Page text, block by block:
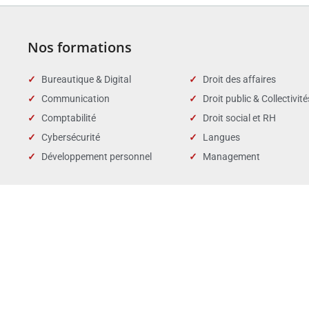
Nos formations
Bureautique & Digital
Communication
Comptabilité
Cybersécurité
Développement personnel
Droit des affaires
Droit public &
Droit social et RH
Langues
Management